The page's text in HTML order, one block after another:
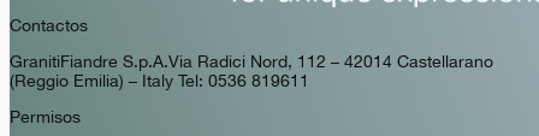
Contactos
GranitiFiandre S.p.A. Via Radici Nord, 112 – 42014 Castellarano
(Reggio Emilia) – Italy Tel: 0536 819611
Permisos